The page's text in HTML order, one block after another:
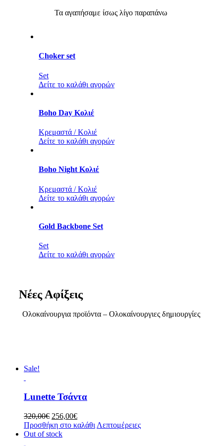
Τα αγαπήσαμε ίσως λίγο παραπάνω
Choker set
Set
Δείτε το καλάθι αγορών
Boho Day Κολιέ
Κρεμαστά / Κολιέ
Δείτε το καλάθι αγορών
Boho Night Κολιέ
Κρεμαστά / Κολιέ
Δείτε το καλάθι αγορών
Gold Backbone Set
Set
Δείτε το καλάθι αγορών
Νέες Αφίξεις
Ολοκαίνουργια προϊόντα – Ολοκαίνουργιες δημιουργίες
Sale!
Lunette Τσάντα
320,00€ Original
price
was:
256,00€Η
τρέχουσα
Προσθήκη στο καλάθι Λεπτομέρειες
Out of stock